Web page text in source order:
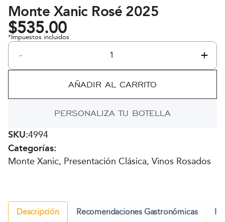
Monte Xanic Rosé 2025
$535.00
*Impuestos incluidos
-
Monte
2025
cantidad
+
AÑADIR AL CARRITO
PERSONALIZA TU BOTELLA
SKU:4994
Categorías:
Monte Xanic, Presentación Clásica, Vinos Rosados
Descripción Recomendaciones Gastronómicas